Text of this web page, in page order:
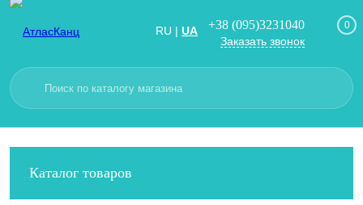
RU | UA +38 (095)3231040
Заказать звонок
0
Каталог товаров